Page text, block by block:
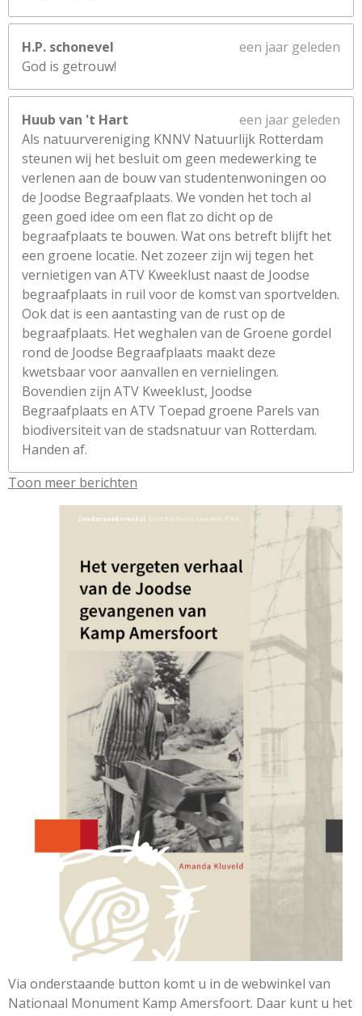
H.P. schonevel
een jaar geleden
God is getrouw!
Huub van 't Hart
een jaar geleden
Als natuurvereniging KNNV Natuurlijk Rotterdam
steunen wij het besluit om geen medewerking te
verlenen aan de bouw van studentenwoningen oo
de Joodse Begraafplaats. We vonden het toch al
geen goed idee om een flat zo dicht op de
begraafplaats te bouwen. Wat ons betreft blijft het
een groene locatie. Net zozeer zijn wij tegen het
vernietigen van ATV Kweeklust naast de Joodse
begraafplaats in ruil voor de komst van sportvelden.
Ook dat is een aantasting van de rust op de
begraafplaats. Het weghalen van de Groene gordel
rond de Joodse Begraafplaats maakt deze
kwetsbaar voor aanvallen en vernielingen.
Bovendien zijn ATV Kweeklust, Joodse
Begraafplaats en ATV Toepad groene Parels van
biodiversiteit van de stadsnatuur van Rotterdam.
Handen af.
Toon meer berichten
Via onderstaande button komt u in de webwinkel van
Nationaal Monument Kamp Amersfoort. Daar kunt u het